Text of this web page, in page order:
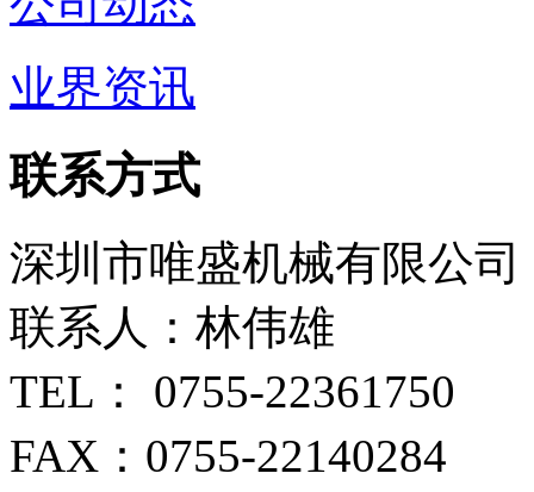
业界资讯
联系方式
深圳市唯盛机械有限公司
联系人：林伟雄
TEL： 0755-22361750
FAX：0755-22140284